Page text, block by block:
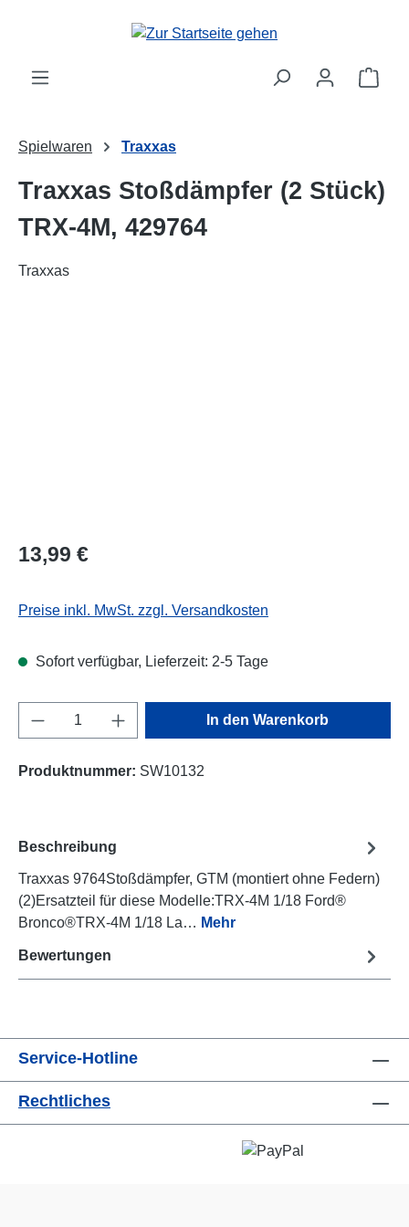
Spielwaren Traxxas
Traxxas Stoßdämpfer (2 Stück)
TRX-4M, 429764
Traxxas
13,99 €
Preise inkl. MwSt. zzgl. Versandkosten
Sofort verfügbar, Lieferzeit: 2-5 Tage
Produkt Anzahl: Gib den gewünschten
In den Warenkorb
Produktnummer: SW10132
Beschreibung
Traxxas 9764Stoßdämpfer, GTM (montiert ohne Federn)
(2)Ersatzteil für diese Modelle:TRX-4M 1/18 Ford®
Bronco®TRX-4M 1/18 La… Mehr
Bewertungen
Service-Hotline
Rechtliches